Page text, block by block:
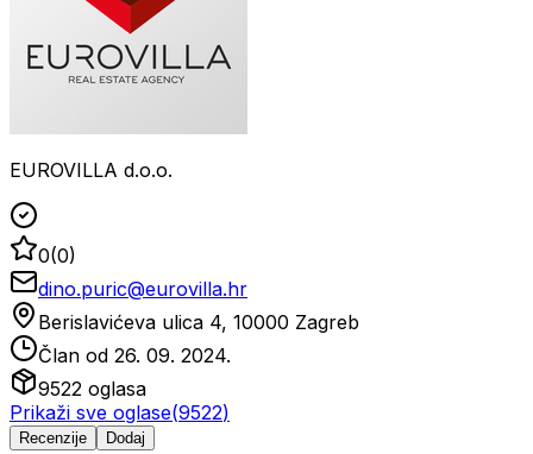
EUROVILLA d.o.o.
0(0)
dino.puric@eurovilla.hr
Berislavićeva ulica 4, 10000 Zagreb
Član od 26. 09. 2024.
9522 oglasa
Prikaži sve oglase(9522)
Recenzije Dodaj